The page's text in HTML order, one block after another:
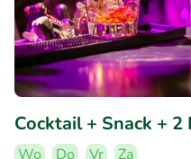
Cocktail + Snack +
Wo Do Vr
Za